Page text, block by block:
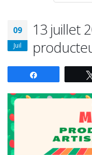
09
Juil
13 juillet